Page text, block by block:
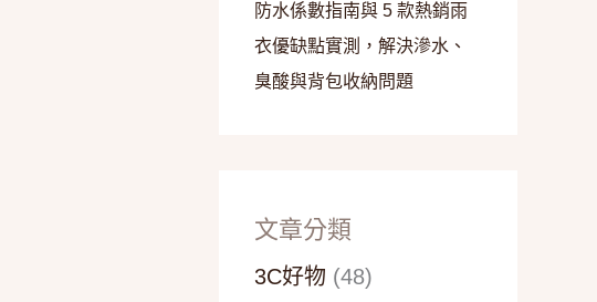
防水係數指南與 5 款熱銷雨
衣優缺點實測，解決滲水、
臭酸與背包收納問題
文章分類
3C好物 (48)